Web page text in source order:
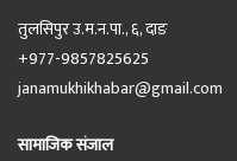
तुलसिपुर उ.म.न.पा., ६, दाङ
+977-9857825625
janamukhikhabar@gmail.com
सामाजिक संजाल